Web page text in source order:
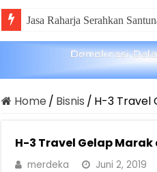
Jasa Raharja Serahkan
Home / Bisnis / H-3 Travel
H-3 Travel Gelap
merdeka
Juni 2, 2019